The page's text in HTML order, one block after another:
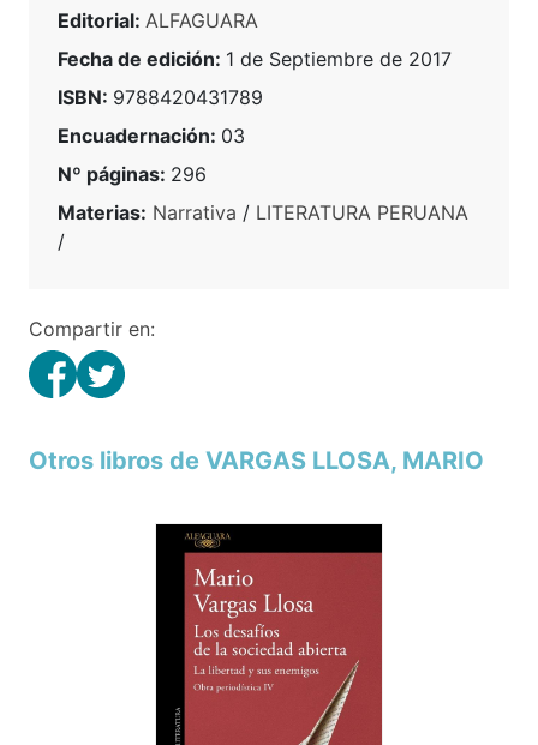
Editorial: ALFAGUARA
Fecha de edición: 1 de Septiembre de 2017
ISBN: 9788420431789
Encuadernación: 03
Nº páginas: 296
Materias: Narrativa / LITERATURA PERUANA
/
Compartir en:
Otros libros de VARGAS LLOSA, MARIO